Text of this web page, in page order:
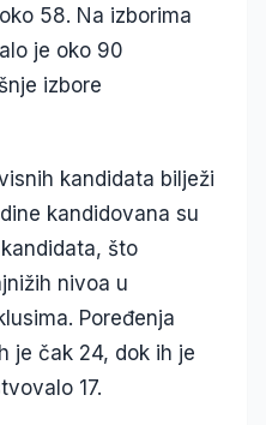
58. Na izborima
je oko 90
izbore
kandidata bilježi
kandidovana su
što
nivoa u
Poređenja
je čak 24, dok ih je
17.